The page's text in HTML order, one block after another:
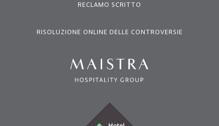
RECLAMO SCRITTO
RISOLUZIONE ONLINE DELLE CONTROVERSIE